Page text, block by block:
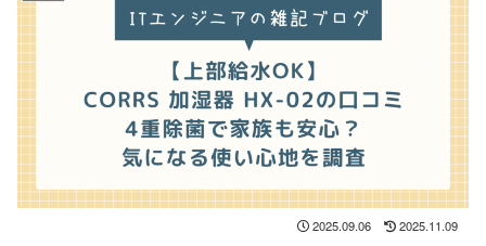
2025.09.06 2025.11.09